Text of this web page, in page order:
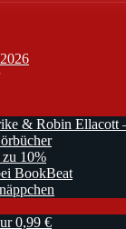
& Robin Ellacott
zu 10%
BookBeat
0,99 €